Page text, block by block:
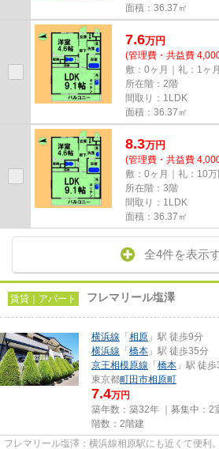
面積：36.37㎡
7.6万円
(管理費・共益費
敷：0ヶ月｜礼：1ヶ月
所在階：2階
間取り：1LDK
面積：36.37㎡
8.3万円
(管理費・共益費
敷：0ヶ月｜礼：10万
所在階：3階
間取り：1LDK
面積：36.37㎡
全4件を表示
賃貸｜アパート フレマリール塩澤
横浜線 「 相原 」駅 徒歩9分
横浜線 「 橋本 」駅 徒歩35分
京王相模原線 「 橋本 」駅 徒
東京都町田市相原町
7.4万円
築年数：築32年 ｜募集中： 2
階数：2階建
フレマリール塩澤：横浜線相原駅にも近くて便利